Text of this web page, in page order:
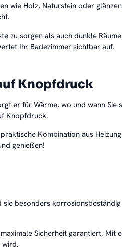
wie Holz, Naturstein oder
zu sorgen als auch dunkle
Ihr Badezimmer sichtbar auf.
Knopfdruck
er für Wärme, wo und wann Sie
Knopfdruck.
Kombination aus
genießen!
besonders
Sicherheit garantiert. Mit
wird.